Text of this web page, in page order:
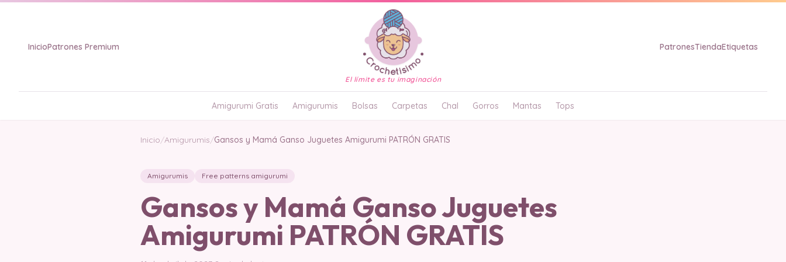
InicioPatrones Premium
El límite es tu imaginación
PatronesTiendaEtiquetas
Amigurumi Gratis Amigurumis Bolsas Carpetas Chal Gorros Mantas Tops
Inicio/Amigurumis/Gansos y Mamá Ganso Juguetes Amigurumi PATRÓN GRATIS
Amigurumis Free patterns amigurumi
Gansos y Mamá Ganso Juguetes
Amigurumi PATRÓN GRATIS